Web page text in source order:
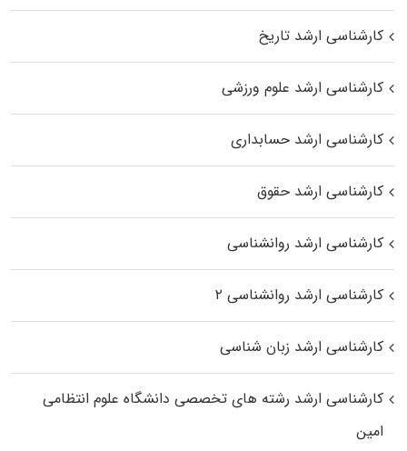
کارشناسی ارشد تاریخ
کارشناسی ارشد علوم ورزشی
کارشناسی ارشد حسابداری
کارشناسی ارشد حقوق
کارشناسی ارشد روانشناسی
کارشناسی ارشد روانشناسی ۲
کارشناسی ارشد زبان شناسی
کارشناسی ارشد رﺷﺘﻪ ﻫﺎی تخصصی داﻧﺸﮕﺎه ﻋﻠﻮم انتظامی
اﻣﻴﻦ